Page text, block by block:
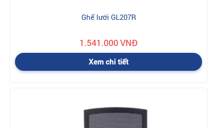
Ghế lưới GL207R
1.541.000 VNĐ
Xem chi tiết